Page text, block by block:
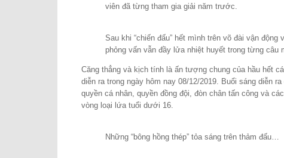
viên đã từng tham gia giải năm trước.
Sau khi “chiến đấu” hết mình trên võ đài vận động
phỏng vấn vẫn đầy lửa nhiệt huyết trong từng câu
Căng thẳng và kịch tính là ấn tượng chung của hầu hết
diễn ra trong ngày hôm nay 08/12/2019. Buổi sáng diễn
quyền cá nhân, quyền đồng đội, đòn chân tấn công và
vòng loại lứa tuổi dưới 16.
Những “bông hồng thép” tỏa sáng trên thảm đấu…